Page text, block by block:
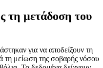
τη μετάδοση του
για να αποδείξουν τη
τη μείωση της σοβαρής νόσου